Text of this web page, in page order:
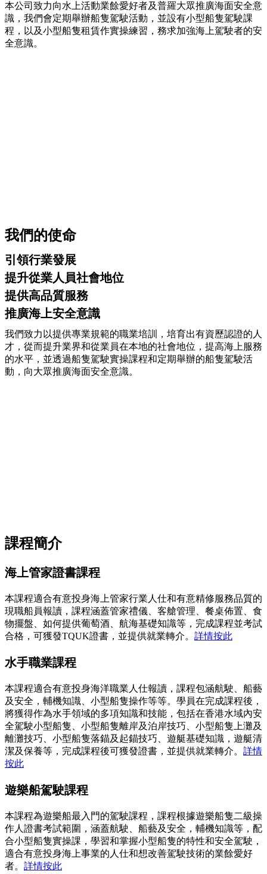
本公司致力向水上活動業餘愛好者及普羅大眾推廣海面安全意
識，我們會定期舉辦船隻駕駛活動，並設有小型船隻駕駛課
程，以及小型船隻租賃作實操練習，務求加強海上駕駛者的安
全意識。
我們的使命
引領行業發展
提升從業人員社會地位
提供高品質服務
推廣海上安全意識
我們致力以提供專業規範的職業培訓，培育出有資歷認證的人
才，從而提升業界和從業員在本地的社會地位，提高海上服務
的水平，並透過船隻駕駛實操課程和定期舉辦的船隻駕駛活
動，向大眾推廣海面安全意識。
課程簡介
海上管家證書課程
本課程適合有意投身海上管家行業人仕和有意精修服務品質的
現職船員報讀，課程涵蓋管家禮儀、客艙管理、餐桌佈置、食
物擺盤、如何提供葡萄酒、航海基礎知識等，完成課程並考試
合格，可獲發TQUK證書，並提供就業轉介。 詳情按此
水手職業課程
本課程適合有意投身海洋職業人仕報讀，課程包涵航駛、船藝
及安全，輔機知識、小型船隻操作等等。學員在完成課程後，
將獲得作為水手領域的多項知識和技能，包括在香港水域內安
全駕駛小型船隻、小型船隻離岸及泊岸技巧、小型船隻上灘及
離灘技巧、小型船隻落錨及起錨技巧、遊艇基礎知識，遊艇清
潔及保養等，完成課程後可獲發證書，並提供就業轉介。 詳情
按此
遊樂船駕駛課程
本課程為遊樂船最入門的駕駛課程，課程根據遊樂船隻二級操
作人證書考試範圍，涵蓋航駛、船藝及安全，輔機知識等，配
合小型船隻實操課，學習和掌握小型船隻的特性和安全駕駛，
適合有意投身海上事業的人仕和想改善駕駛技術的業餘愛好
者。 詳情按此